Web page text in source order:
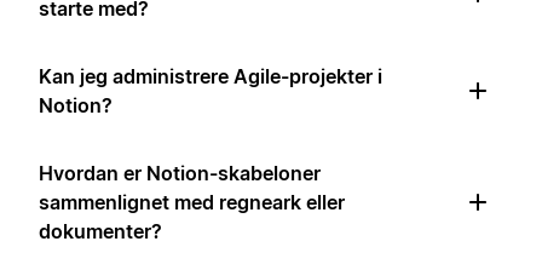
starte med?
Kan jeg administrere Agile-projekter i
Notion?
Hvordan er Notion-skabeloner
sammenlignet med regneark eller
dokumenter?